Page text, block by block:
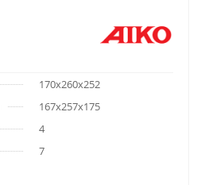
170х260х252
167х257х175
4
7